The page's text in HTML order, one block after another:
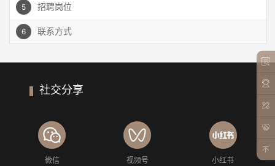
5 招聘岗位
6 联系方式
社交分享
微信 视频号 小红书